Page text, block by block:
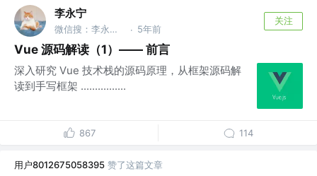
李永宁
微信搜：李永宁lyn @B 站搜：李永宁_lyn · 5年前
关注
Vue 源码解读（1）—— 前言
深入研究 Vue 技术栈的源码原理，从框架源码解
读到手写框架 ................
867 114
用户8012675058395 赞了这篇文章